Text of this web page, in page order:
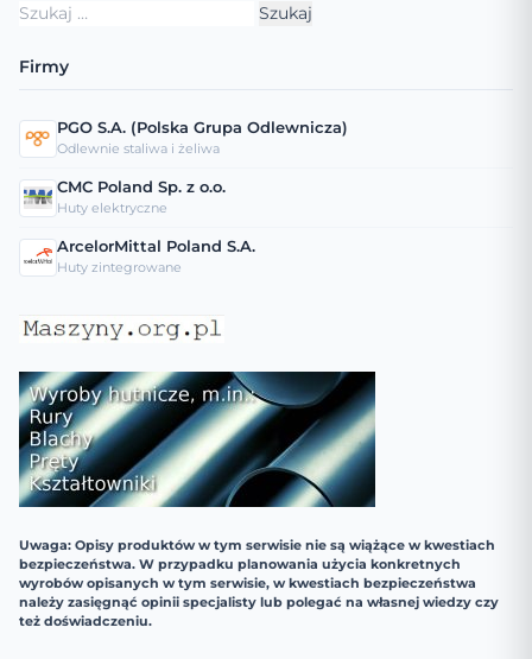
Szukaj:
Firmy
PGO S.A. (Polska Grupa Odlewnicza)
Odlewnie staliwa i żeliwa
CMC Poland Sp. z o.o.
Huty elektryczne
ArcelorMittal Poland S.A.
Huty zintegrowane
Uwaga: Opisy produktów w tym serwisie nie są wiążące w kwestiach
bezpieczeństwa. W przypadku planowania użycia konkretnych
wyrobów opisanych w tym serwisie, w kwestiach bezpieczeństwa
należy zasięgnąć opinii specjalisty lub polegać na własnej wiedzy czy
też doświadczeniu.